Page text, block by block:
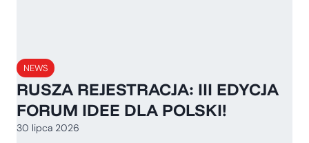
NEWS
RUSZA REJESTRACJA: III EDYCJA
FORUM IDEE DLA POLSKI!
30 lipca 2026